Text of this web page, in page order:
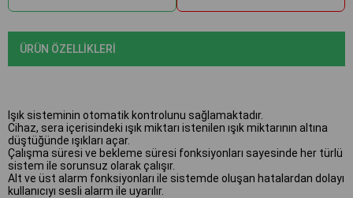
ÜRÜN ÖZELLIKLERI
Işık sisteminin otomatik kontrolunu sağlamaktadır.
Cihaz, sera içerisindeki ışık miktarı istenilen ışık miktarının altına
düştüğünde ışıkları açar.
Çalışma süresi ve bekleme süresi fonksiyonları sayesinde her türlü
sistem ile sorunsuz olarak çalışır.
Alt ve üst alarm fonksiyonları ile sistemde oluşan hatalardan dolayı
kullanıcıyı sesli alarm ile uyarılır.